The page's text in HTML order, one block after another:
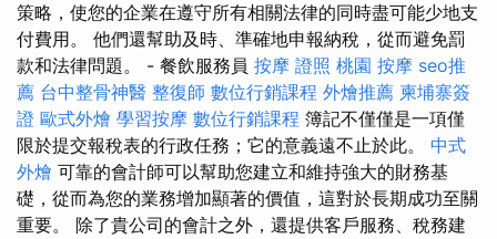
策略，使您的企業在遵守所有相關法律的同時盡可能少地支
付費用。 他們還幫助及時、準確地申報納稅，從而避免罰
款和法律問題。 - 餐飲服務員 按摩 證照 桃園 按摩 seo推
薦 台中整骨神醫 整復師 數位行銷課程 外燴推薦 柬埔寨簽
證 歐式外燴 學習按摩 數位行銷課程 簿記不僅僅是一項僅
限於提交報稅表的行政任務；它的意義遠不止於此。 中式
外燴 可靠的會計師可以幫助您建立和維持強大的財務基
礎，從而為您的業務增加顯著的價值，這對於長期成功至關
重要。 除了貴公司的會計之外，還提供客戶服務、稅務建